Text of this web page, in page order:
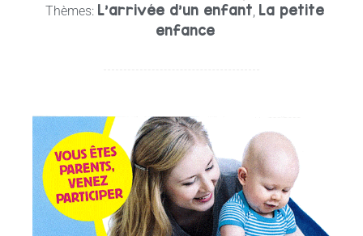
Thèmes: L'arrivée d'un enfant La petite
enfance